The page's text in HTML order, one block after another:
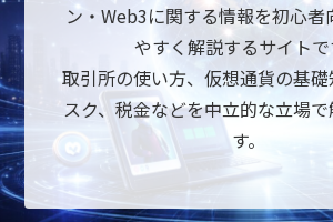
ン・Web3に関する情報を初心者
やすく解説するサイトで
取引所の使い方、仮想通貨の基
スク、税金などを中立的な立場
す。